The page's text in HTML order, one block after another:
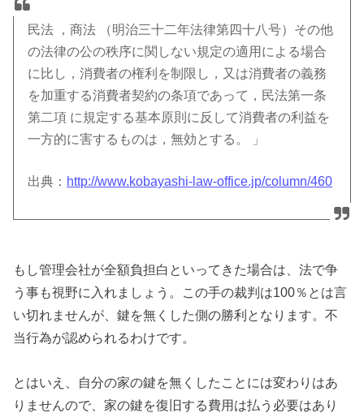
民法 ，商法 （明治三十二年法律第四十八号）その他
の法律の公の秩序に関しない規定の適用による場合
に比し，消費者の権利を制限し，又は消費者の義務
を加重する消費者契約の条項であって，民法第一条
第二項 に規定する基本原則に反して消費者の利益を
一方的に害するものは，無効とする。 」
出典： http://www.kobayashi-law-office.jp/column/460
もし管理会社が全額負担白といってきた場合は、法で争
う事も視野に入れましょう。この手の裁判は100％とは言
い切れませんが、鍵を無くした側の勝利となります。不
当行為が認められるわけです。
とはいえ、自分の家の鍵を無くしたことには変わりはあ
りませんので、家の鍵を復旧する費用は払う必要はあり